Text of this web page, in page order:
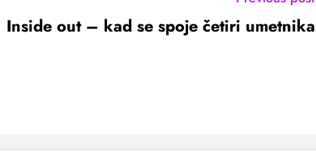
Inside out – kad se spoje četiri umetnika